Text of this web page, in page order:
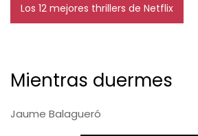
Los 12 mejores thrillers de Netflix
Mientras duermes
Jaume Balagueró